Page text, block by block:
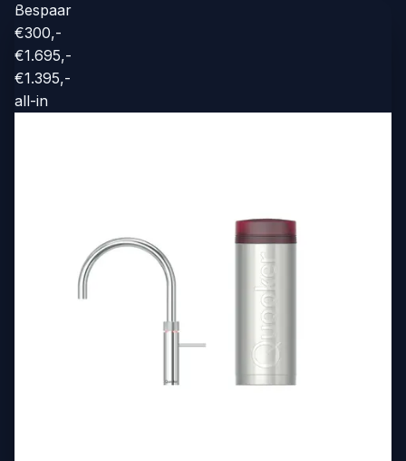
Bespaar
€300,-
€1.695,-
€1.395,-
all-in